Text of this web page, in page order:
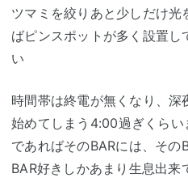
ツマミを絞りあと少しだけ光
ばピンスポットが多く設置し
い
時間帯は終電が無くなり、
始めてしまう4:00過ぎくら
であればそのBARには、その
BAR好きしかあまり生息出来